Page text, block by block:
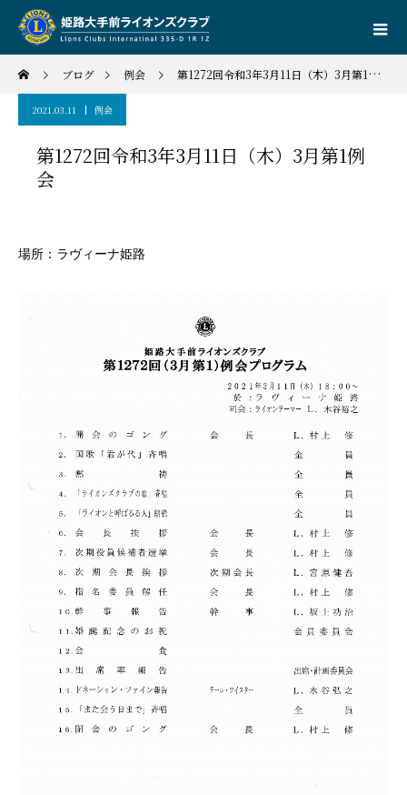
ブログ 例会 第1272回令和3年3月11日（木）3月第1例会
2021.03.11 例会
第1272回令和3年3月11日（木）3月第1例
会
場所：ラヴィーナ姫路